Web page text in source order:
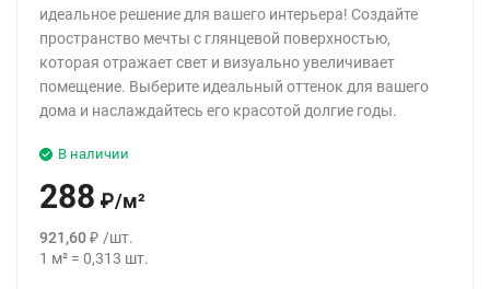
идеальное решение для вашего интерьера! Создайте
пространство мечты с глянцевой поверхностью,
которая отражает свет и визуально увеличивает
помещение. Выберите идеальный оттенок для вашего
дома и наслаждайтесь его красотой долгие годы.
В наличии
288 ₽/м²
921,60₽ /шт.
1 м² = 0,313 шт.